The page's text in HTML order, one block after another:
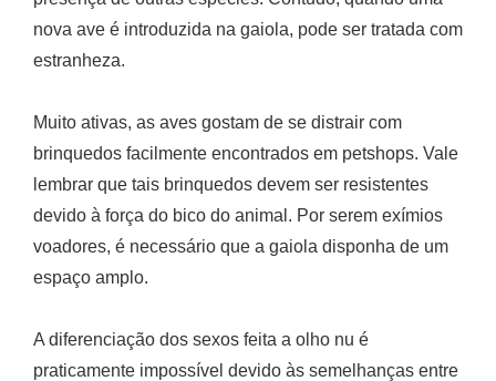
nova ave é introduzida na gaiola, pode ser tratada com
estranheza.
Muito ativas, as aves gostam de se distrair com
brinquedos facilmente encontrados em petshops. Vale
lembrar que tais brinquedos devem ser resistentes
devido à força do bico do animal. Por serem exímios
voadores, é necessário que a gaiola disponha de um
espaço amplo.
A diferenciação dos sexos feita a olho nu é
praticamente impossível devido às semelhanças entre